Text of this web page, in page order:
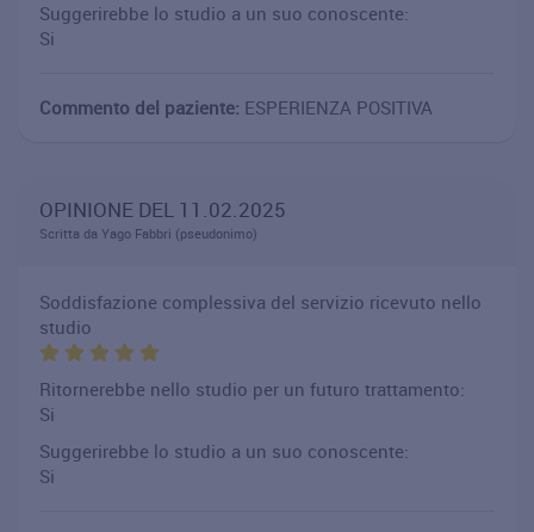
Suggerirebbe lo studio a un suo conoscente:
Si
Commento del paziente: ESPERIENZA POSITIVA
OPINIONE DEL 11.02.2025
Scritta da Yago Fabbri (pseudonimo)
Soddisfazione complessiva del servizio ricevuto nello
studio
Ritornerebbe nello studio per un futuro trattamento:
Si
Suggerirebbe lo studio a un suo conoscente:
Si